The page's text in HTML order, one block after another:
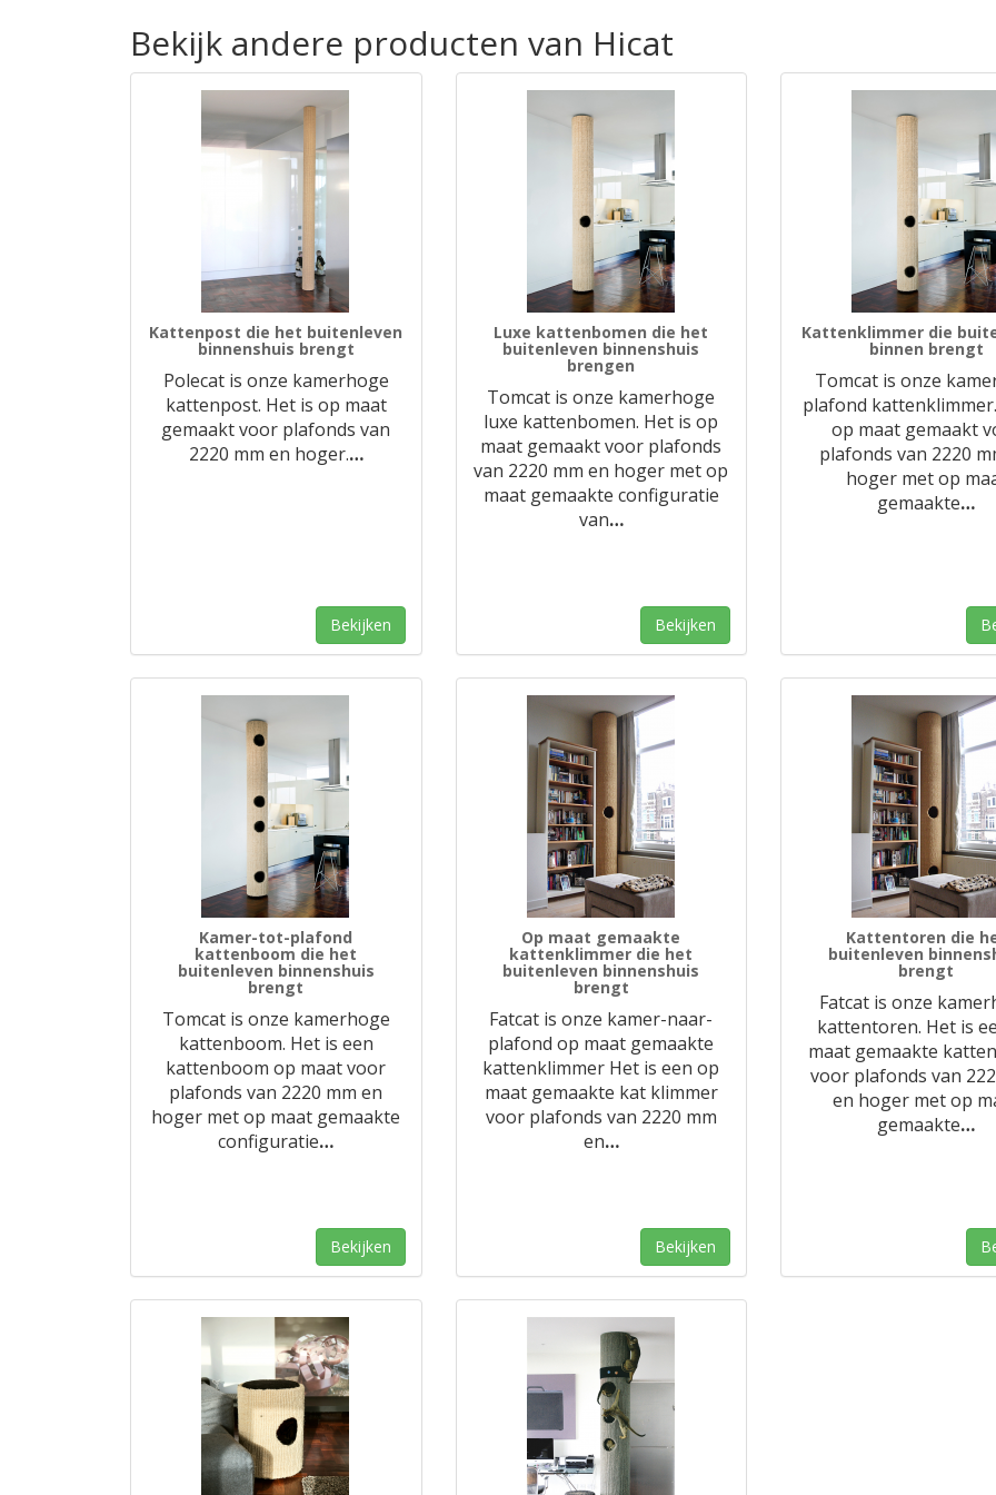
Bekijk andere producten van Hicat
Kattenpost die het buitenleven
binnenshuis brengt
Polecat is onze kamerhoge
kattenpost. Het is op maat
gemaakt voor plafonds van
2220 mm en hoger.…
Bekijken
Luxe kattenbomen die het
buitenleven binnenshuis
brengen
Tomcat is onze kamerhoge
luxe kattenbomen. Het is op
maat gemaakt voor plafonds
van 2220 mm en hoger met op
maat gemaakte configuratie
van…
Bekijken
Kattenklimmer die
binnen brengt
Tomcat is onze
plafond
op maat gemaakt
plafonds van 2220
hoger met op
gemaakte…
Kamer-tot-plafond
kattenboom die het
buitenleven binnenshuis
brengt
Tomcat is onze kamerhoge
kattenboom. Het is een
kattenboom op maat voor
plafonds van 2220 mm en
hoger met op maat gemaakte
configuratie…
Bekijken
Op maat gemaakte
kattenklimmer die het
buitenleven binnenshuis
brengt
Fatcat is onze kamer-naar-
plafond op maat gemaakte
kattenklimmer Het is een op
maat gemaakte kat klimmer
voor plafonds van 2220 mm
en…
Bekijken
Kattentoren die
buitenleven
brengt
Fatcat is onze
kattentoren. Het is
maat gemaakte
voor plafonds van
en hoger met op
gemaakte…